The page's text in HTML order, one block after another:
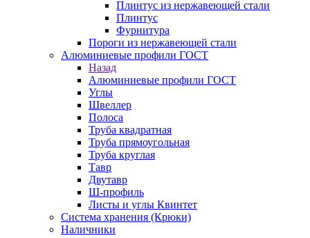
Плинтус из нержавеющей стали
Плинтус
Фурнитура
Пороги из нержавеющей стали
Алюминиевые профили ГОСТ
Назад
Алюминиевые профили ГОСТ
Углы
Швеллер
Полоса
Труба квадратная
Труба прямоугольная
Труба круглая
Тавр
Двутавр
Ш-профиль
Листы и углы Квинтет
Система хранения (Крюки)
Наличники